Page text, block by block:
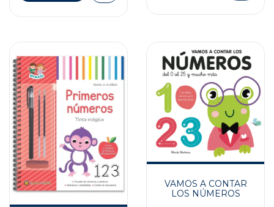
VAMOS A CONTAR
LOS NÚMEROS